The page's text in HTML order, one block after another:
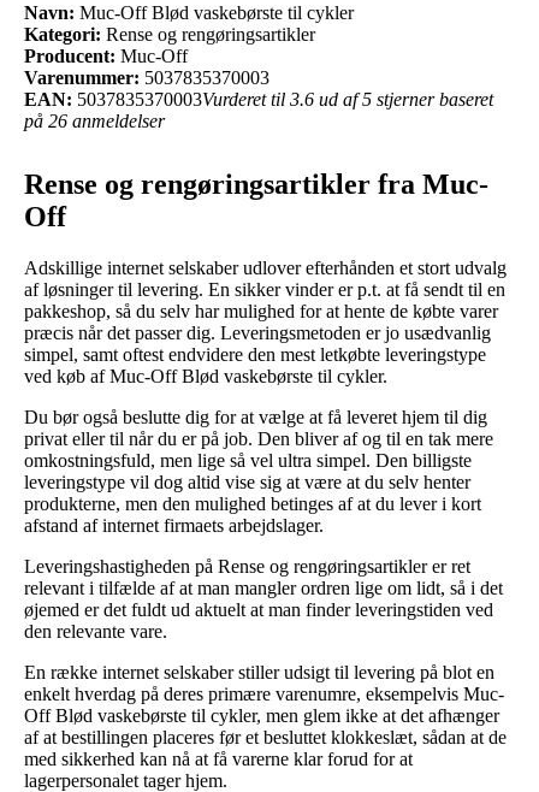
Navn: Muc-Off Blød vaskebørste til cykler
Kategori: Rense og rengøringsartikler
Producent: Muc-Off
Varenummer: 5037835370003
EAN: 5037835370003Vurderet til 3.6 ud af 5 stjerner baseret
på 26 anmeldelser
Rense og rengøringsartikler fra Muc-
Off
Adskillige internet selskaber udlover efterhånden et stort udvalg
af løsninger til levering. En sikker vinder er p.t. at få sendt til en
pakkeshop, så du selv har mulighed for at hente de købte varer
præcis når det passer dig. Leveringsmetoden er jo usædvanlig
simpel, samt oftest endvidere den mest letkøbte leveringstype
ved køb af Muc-Off Blød vaskebørste til cykler.
Du bør også beslutte dig for at vælge at få leveret hjem til dig
privat eller til når du er på job. Den bliver af og til en tak mere
omkostningsfuld, men lige så vel ultra simpel. Den billigste
leveringstype vil dog altid vise sig at være at du selv henter
produkterne, men den mulighed betinges af at du lever i kort
afstand af internet firmaets arbejdslager.
Leveringshastigheden på Rense og rengøringsartikler er ret
relevant i tilfælde af at man mangler ordren lige om lidt, så i det
øjemed er det fuldt ud aktuelt at man finder leveringstiden ved
den relevante vare.
En række internet selskaber stiller udsigt til levering på blot en
enkelt hverdag på deres primære varenumre, eksempelvis Muc-
Off Blød vaskebørste til cykler, men glem ikke at det afhænger
af at bestillingen placeres før et besluttet klokkeslæt, sådan at de
med sikkerhed kan nå at få varerne klar forud for at
lagerpersonalet tager hjem.